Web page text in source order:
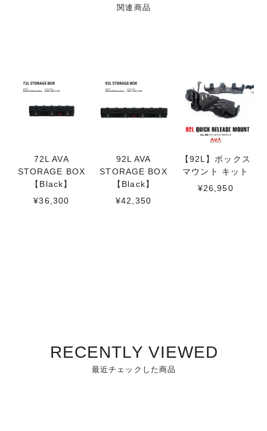
関連商品
72L AVA
STORAGE BOX
【Black】
¥36,300
92L AVA
STORAGE BOX
【Black】
¥42,350
【92L】ボックス
マウント キット
¥26,950
RECENTLY VIEWED
最近チェックした商品